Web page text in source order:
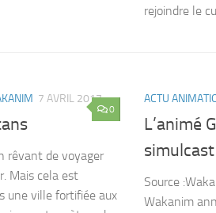
rejoindre le
0
7 AVRIL 2017
rêvant de voyager
Mais cela est
une ville fortifiée aux
ACTU
L’animé
Source
Wakanim